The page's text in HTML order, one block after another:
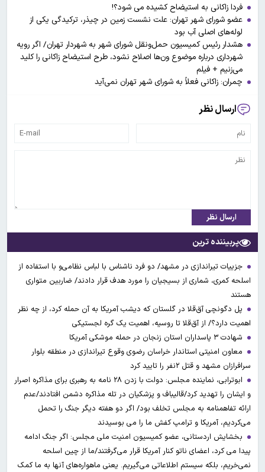
فردا زاکانی به استیضاح کشیده می شود؟!
عضو شورای شهر تهران: علت نشست زمین در چیذر، ترکیدگی یکی از
لوله‌های اصلی آب بود
هشدار رئیس کمیسیون حمل‌ونقل شورای شهر به شهردار تهران/ اگر رویه
شهرداری درباره موضوع ون‌ها اصلاح نشود، طرح استیضاح زاکانی را کلید
می‌زنیم + فیلم
چمران: زاکانی فعلاً به شورای شهر تهران نمی‌آید
ارسال نظر
ارسال نظر
پربیننده ترین
جزییات تیراندازی در مشهد/ دو فرد ناشناس با لباس نظامی‌و با استفاده از
اسلحه کمری، شماری از بسیجیان را مورد هدف قرار دادند/ ضاربین متواری
هستند
پل دگونچی آق‌قلا در گلستان که دیشب آمریکا به آن حمله کرد، از چه نظر
اهمیت دارد؟/ از آق‌قلا تا روسیه، اهمیت یک گره لجستیکی
شهادت ۳ ‌پاسداران استان زنجان در حمله موشکی آمریکا
معاون امنیتی استاندار خراسان رضوی وقوع تیراندازی در منطقه بلوار
سرافرازان مشهد و قتل ۲نفر را تایید کرد
ابوترابی، نماینده مجلس: دولت با زدن ۲۸ نامه به رهبری برای مذاکره اصرار
و ایشان را تهدید کرد/قالیباف و پزشکیان در تله مذاکره دشمن افتادند/عدم
ارائه تفاهمنامه به مجلس تخلف بود/ اگر دو هفته دیگر جنگ را تحمل
می‌کردیم، آمریکا و ترامپ کفش ما را می بوسیدند
بخشایش اردستانی، عضو کمیسیون امنیت ملی مجلس: اگر جنگ ادامه
پیدا می کرد، اعضای ناتو کنار آمریکا قرار می‌گرفتند/ما از چین اسلحه
نمی‌خریم، بلکه سیستم اطلاعاتی می‌گیریم. یعنی ماهواره‌های آنها به ما کمک